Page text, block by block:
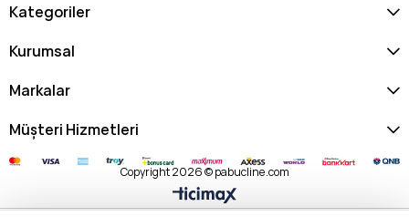
Kategoriler
Kurumsal
Markalar
Müşteri Hizmetleri
Copyright 2026 © pabucline.com